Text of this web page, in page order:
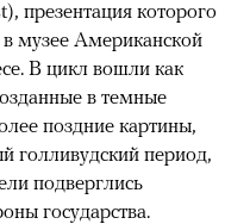
презентация которого
в музее Американской
В цикл вошли как
в темные
поздние картины,
голливудский период,
подверглись
государства.